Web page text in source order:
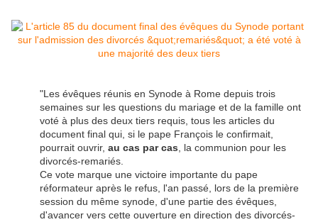
"Les évêques réunis en Synode à Rome depuis trois
semaines sur les questions du mariage et de la famille ont
voté à plus des deux tiers requis, tous les articles du
document final qui, si le pape François le confirmait,
pourrait ouvrir, au cas par cas , la communion pour les
divorcés-remariés.
Ce vote marque une victoire importante du pape
réformateur après le refus, l'an passé, lors de la première
session du même synode, d'une partie des évêques,
d'avancer vers cette ouverture en direction des divorcés-